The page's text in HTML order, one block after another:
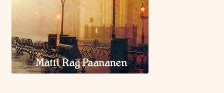
Tietoa meistä
Konserttiliput